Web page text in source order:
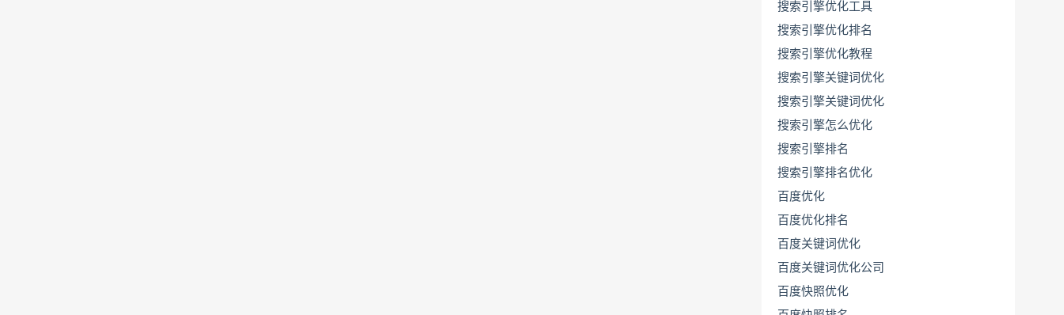
搜索引擎优化工具
搜索引擎优化排名
搜索引擎优化教程
搜索引擎关键词优化
搜索引擎关键词优化
搜索引擎怎么优化
搜索引擎排名
搜索引擎排名优化
百度优化
百度优化排名
百度关键词优化
百度关键词优化公司
百度快照优化